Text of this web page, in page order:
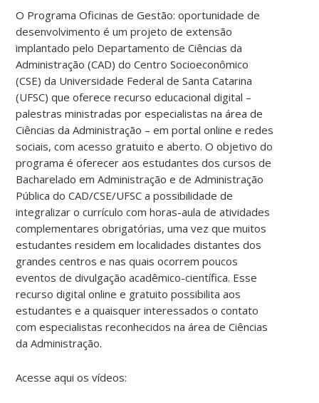
O Programa Oficinas de Gestão: oportunidade de
desenvolvimento é um projeto de extensão
implantado pelo Departamento de Ciências da
Administração (CAD) do Centro Socioeconômico
(CSE) da Universidade Federal de Santa Catarina
(UFSC) que oferece recurso educacional digital –
palestras ministradas por especialistas na área de
Ciências da Administração – em portal online e redes
sociais, com acesso gratuito e aberto. O objetivo do
programa é oferecer aos estudantes dos cursos de
Bacharelado em Administração e de Administração
Pública do CAD/CSE/UFSC a possibilidade de
integralizar o currículo com horas-aula de atividades
complementares obrigatórias, uma vez que muitos
estudantes residem em localidades distantes dos
grandes centros e nas quais ocorrem poucos
eventos de divulgação acadêmico-científica. Esse
recurso digital online e gratuito possibilita aos
estudantes e a quaisquer interessados o contato
com especialistas reconhecidos na área de Ciências
da Administração.
Acesse aqui os vídeos: